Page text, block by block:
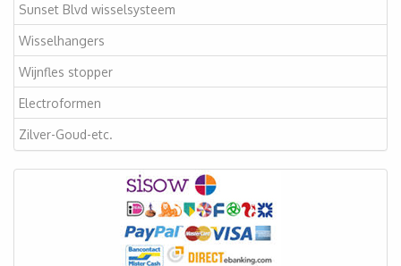
Sunset Blvd wisselsysteem
Wisselhangers
Wijnfles stopper
Electroformen
Zilver-Goud-etc.